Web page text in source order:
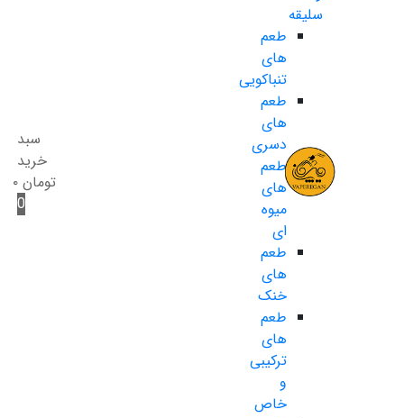
سلیقه
طعم
های
تنباکویی
طعم
های
دسری
طعم
های
میوه
ای
طعم
های
خنک
طعم
های
ترکیبی
و
خاص
سبد
خرید
تومان ۰
0